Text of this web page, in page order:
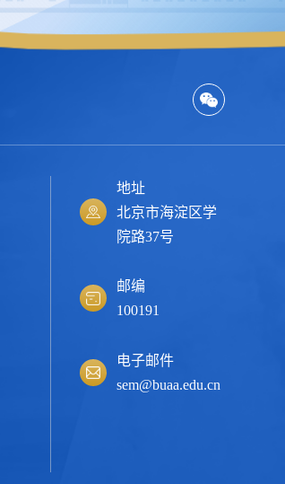
地址
北京市海淀区学
院路37号
邮编
100191
电子邮件
sem@buaa.edu.cn